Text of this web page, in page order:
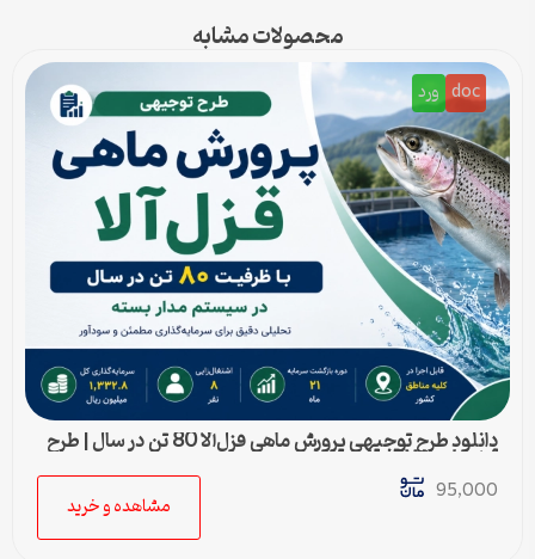
محصولات مشابه
doc ورد
دانلود طرح توجیهی پرورش ماهی قزل‌آلا 80 تن در سال | طرح
آماده Word قابل ویرایش
95,000
مشاهده و خرید